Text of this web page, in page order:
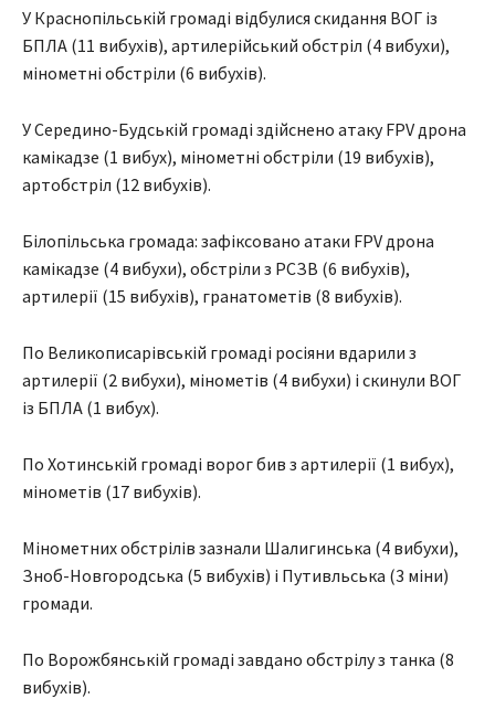
У Краснопільській громаді відбулися скидання ВОГ із
БПЛА (11 вибухів), артилерійський обстріл (4 вибухи),
мінометні обстріли (6 вибухів).
У Середино-Будській громаді здійснено атаку FPV дрона
камікадзе (1 вибух), мінометні обстріли (19 вибухів),
артобстріл (12 вибухів).
Білопільська громада: зафіксовано атаки FPV дрона
камікадзе (4 вибухи), обстріли з РСЗВ (6 вибухів),
артилерії (15 вибухів), гранатометів (8 вибухів).
По Великописарівській громаді росіяни вдарили з
артилерії (2 вибухи), мінометів (4 вибухи) і скинули ВОГ
із БПЛА (1 вибух).
По Хотинській громаді ворог бив з артилерії (1 вибух),
мінометів (17 вибухів).
Мінометних обстрілів зазнали Шалигинська (4 вибухи),
Зноб-Новгородська (5 вибухів) і Путивльська (3 міни)
громади.
По Ворожбянській громаді завдано обстрілу з танка (8
вибухів).